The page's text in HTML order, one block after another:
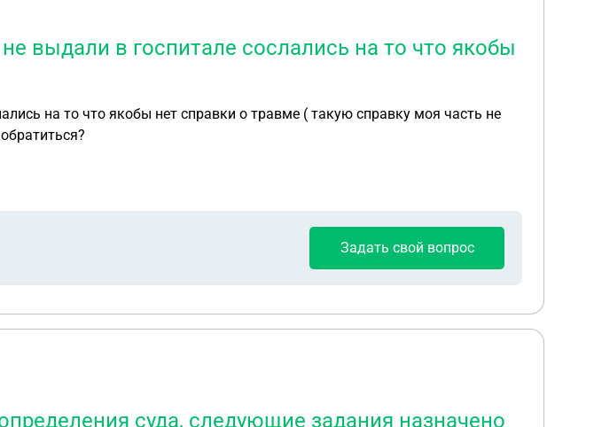
выдали в госпитале сослались на то что якобы
на то что якобы нет справки о травме ( такую справку моя часть не
Задать свой вопрос
суда, следующие задания назначено